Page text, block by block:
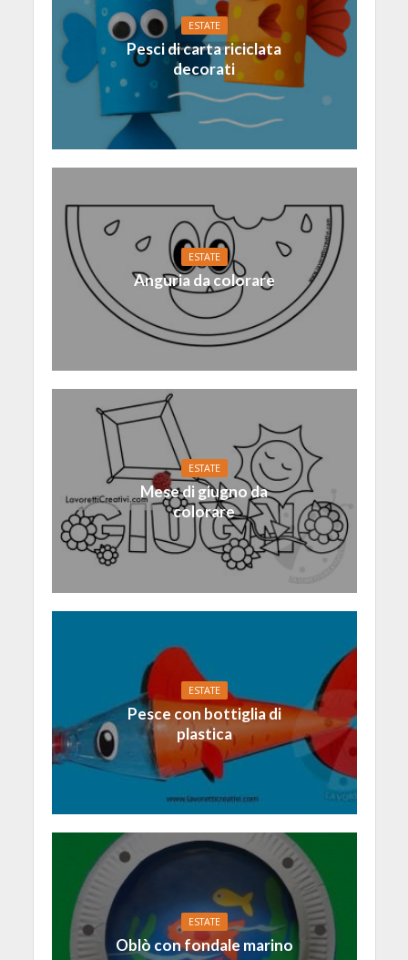
ESTATE
Pesci di carta riciclata
decorati
ESTATE
Anguria da colorare
ESTATE
Mese di giugno da
colorare
ESTATE
Pesce con bottiglia di
plastica
ESTATE
Oblò con fondale marino